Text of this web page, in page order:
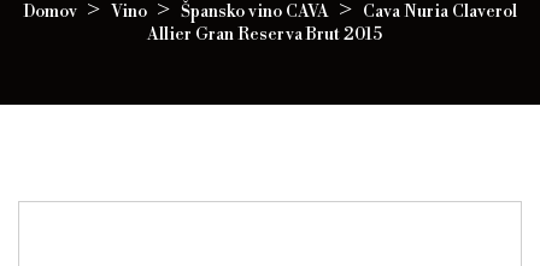
Domov Vino Špansko vino CAVA
Cava Nuria Claverol
Allier Gran Reserva Brut 2015